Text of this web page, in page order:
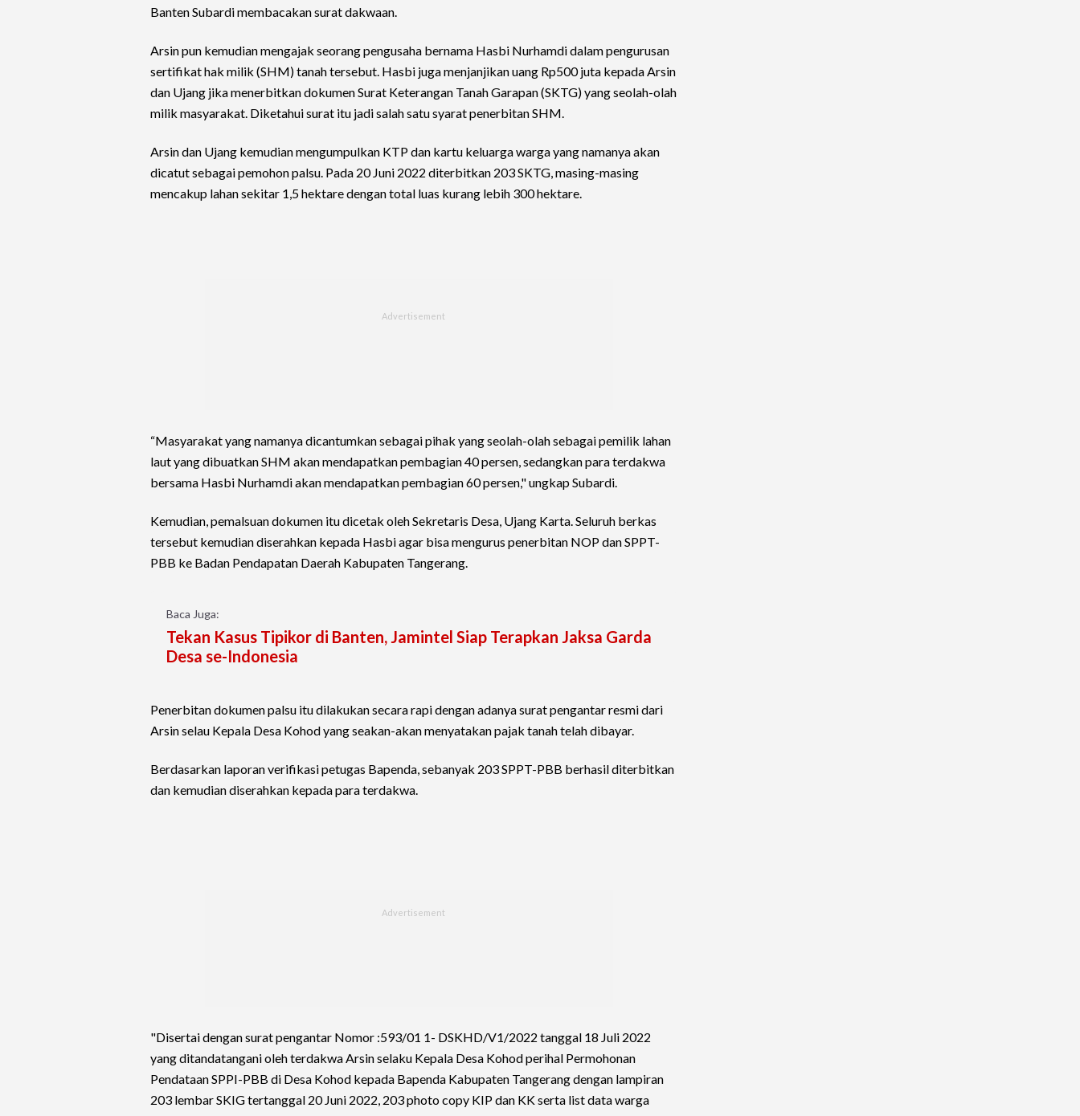
Banten Subardi membacakan surat dakwaan.
Arsin pun kemudian mengajak seorang pengusaha bernama Hasbi Nurhamdi dalam pengurusan
sertifikat hak milik (SHM) tanah tersebut. Hasbi juga menjanjikan uang Rp500 juta kepada Arsin
dan Ujang jika menerbitkan dokumen Surat Keterangan Tanah Garapan (SKTG) yang seolah-olah
milik masyarakat. Diketahui surat itu jadi salah satu syarat penerbitan SHM.
Arsin dan Ujang kemudian mengumpulkan KTP dan kartu keluarga warga yang namanya akan
dicatut sebagai pemohon palsu. Pada 20 Juni 2022 diterbitkan 203 SKTG, masing-masing
mencakup lahan sekitar 1,5 hektare dengan total luas kurang lebih 300 hektare.
“Masyarakat yang namanya dicantumkan sebagai pihak yang seolah-olah sebagai pemilik lahan
laut yang dibuatkan SHM akan mendapatkan pembagian 40 persen, sedangkan para terdakwa
bersama Hasbi Nurhamdi akan mendapatkan pembagian 60 persen," ungkap Subardi.
Kemudian, pemalsuan dokumen itu dicetak oleh Sekretaris Desa, Ujang Karta. Seluruh berkas
tersebut kemudian diserahkan kepada Hasbi agar bisa mengurus penerbitan NOP dan SPPT-
PBB ke Badan Pendapatan Daerah Kabupaten Tangerang.
Baca Juga:
Tekan Kasus Tipikor di Banten, Jamintel Siap Terapkan Jaksa Garda
Desa se-Indonesia
Penerbitan dokumen palsu itu dilakukan secara rapi dengan adanya surat pengantar resmi dari
Arsin selau Kepala Desa Kohod yang seakan-akan menyatakan pajak tanah telah dibayar.
Berdasarkan laporan verifikasi petugas Bapenda, sebanyak 203 SPPT-PBB berhasil diterbitkan
dan kemudian diserahkan kepada para terdakwa.
"Disertai dengan surat pengantar Nomor :593/01 1- DSKHD/V1/2022 tanggal 18 Juli 2022
yang ditandatangani oleh terdakwa Arsin selaku Kepala Desa Kohod perihal Permohonan
Pendataan SPPI-PBB di Desa Kohod kepada Bapenda Kabupaten Tangerang dengan lampiran
203 lembar SKIG tertanggal 20 Juni 2022, 203 photo copy KIP dan KK serta list data warga